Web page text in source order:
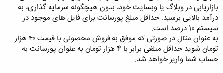
بازاریابی در وبلاگ یا وبسایت خود، بدون هیچگونه سرمایه گذاری، به
درآمد بالایی برسید. حداقل مبلغ پورسانت برای فایل های موجود در
سیستم 10 درصد است.
به عنوان مثال در صورتی که موفق به فروش محصولی با قیمت ۴۰ هزار
تومان شوید حداقل مبلغی برابر با 4 هزار تومان به عنوان پورسانت به
حساب شما واریز خواهد شد.